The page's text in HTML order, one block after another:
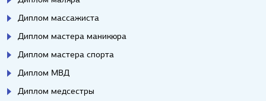
Диплом массажиста
Диплом мастера маникюра
Диплом мастера спорта
Диплом МВД
Диплом медсестры